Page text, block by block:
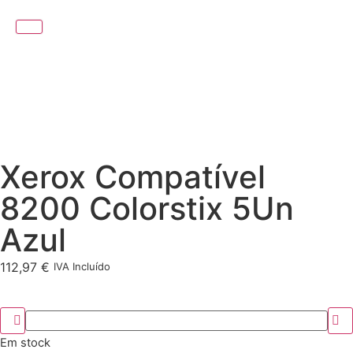
Xerox Compatível
8200 Colorstix 5Un
Azul
112,97 € IVA Incluído
Em stock